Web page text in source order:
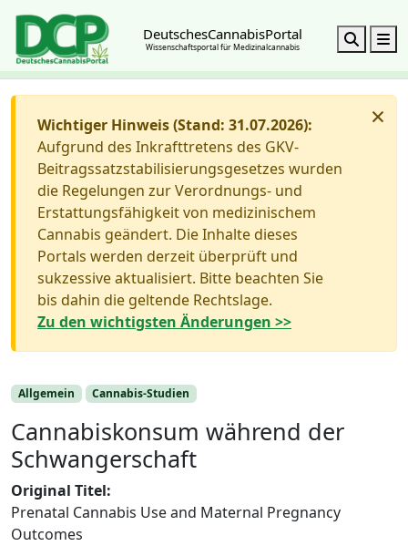
DeutschesCannabisPortal
Wissenschaftsportal für Medizinalcannabis Search
×
Wichtiger Hinweis (Stand: 31.07.2026):
Aufgrund des Inkrafttretens des GKV-
Beitragssatzstabilisierungsgesetzes wurden
die Regelungen zur Verordnungs- und
Erstattungsfähigkeit von medizinischem
Cannabis geändert. Die Inhalte dieses
Portals werden derzeit überprüft und
sukzessive aktualisiert. Bitte beachten Sie
bis dahin die geltende Rechtslage.
Zu den wichtigsten Änderungen >>
Allgemein Cannabis-Studien
Cannabiskonsum während der
Schwangerschaft
Original Titel:
Prenatal Cannabis Use and Maternal Pregnancy
Outcomes